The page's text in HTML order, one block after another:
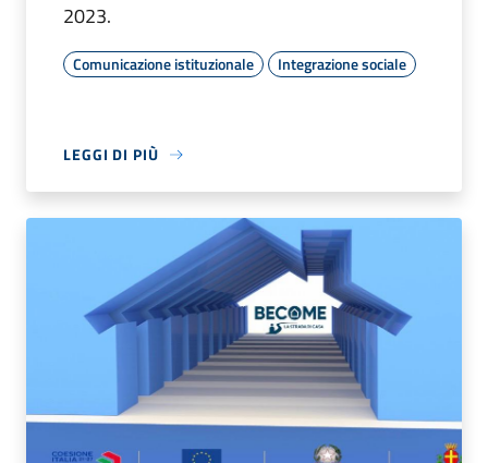
2023.
Comunicazione istituzionale Integrazione sociale
LEGGI DI PIÙ